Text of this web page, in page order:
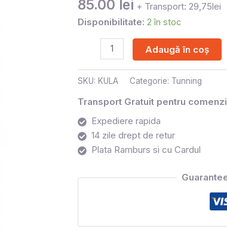
85.00 lei + Transport: 29,75lei
Disponibilitate: 2 în stoc
Adaugă în coș
SKU: KULA Categorie: Tunning
Transport Gratuit pentru
Expediere rapida
14 zile drept de retur
Plata Ramburs si cu Cardul